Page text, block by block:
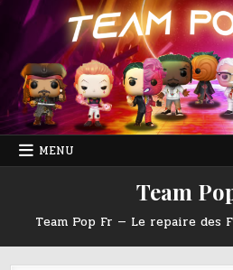
content
MENU
Team
Team Pop Fr — Le repaire des